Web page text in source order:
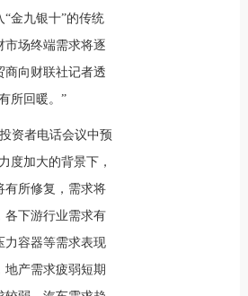
“金九银十”的传统
市场终端需求将逐
商向财联社记者透
所回暖。”
资者电话会议中预
度加大的背景下，
有所修复，需求将
各下游行业需求有
力容器等需求表现
地产需求疲弱短期